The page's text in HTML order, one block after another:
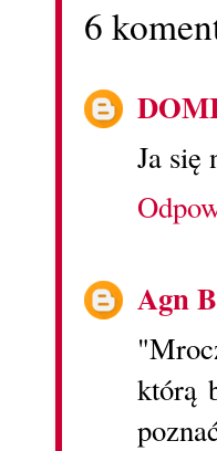
6
Ja się
Agn
którą